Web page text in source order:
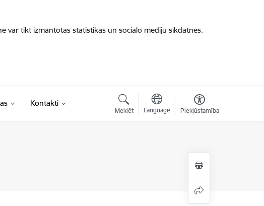
var tikt izmantotas statistikas un sociālo mediju sīkdatnes.
Kontakti
Meklēt Language Piekļūstamība